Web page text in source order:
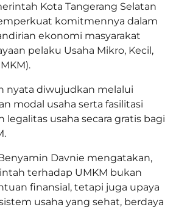
Kota Tangerang Selatan
komitmennya dalam
ekonomi masyarakat
pelaku Usaha Mikro, Kecil,
nyata diwujudkan melalui
modal usaha serta fasilitasi
legalitas usaha secara gratis bagi
Davnie mengatakan,
terhadap UMKM bukan
finansial, tetapi juga upaya
usaha yang sehat, berdaya